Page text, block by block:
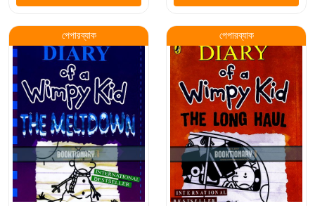
পেপারব্যাক পেপারব্যাক